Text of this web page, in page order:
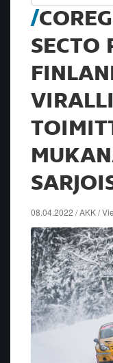
SECTO
08.04.2022 / AKK /